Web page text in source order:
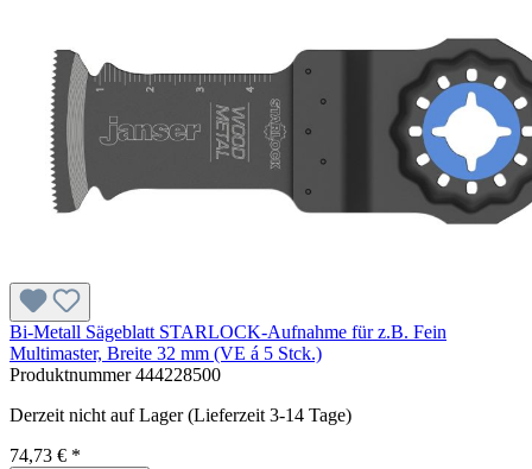
Bi-Metall Sägeblatt STARLOCK-Aufnahme für z.B. Fein
Multimaster, Breite 32 mm (VE á 5 Stck.)
Produktnummer444228500
Derzeit nicht auf Lager (Lieferzeit 3-14 Tage)
74,73 € *